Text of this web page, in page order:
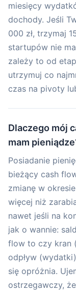
miesięcy
dochody. Jeśli
000 zł, trzymaj
startupów nie
zależy to od
utrzymuj co
czas na pivoty
Dlaczego mój
mam
Posiadanie
bieżący cash
zmianę w
więcej niż
nawet jeśli na
jak o wannie:
flow to czy kran
odpływ
się opróżnia.
ostrzegawczy,